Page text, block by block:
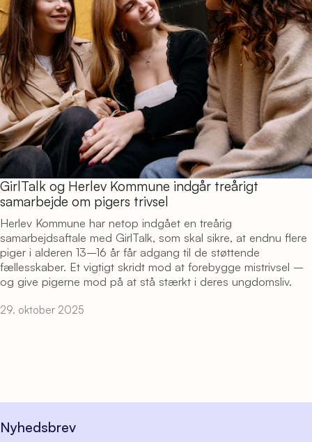
GirlTalk og Herlev Kommune indgår treårigt
samarbejde om pigers trivsel
Herlev Kommune har netop indgået en treårig
samarbejdsaftale med GirlTalk, som skal sikre, at endnu flere
piger i alderen 13–16 år får adgang til de støttende
fællesskaber. Et vigtigt skridt mod at forebygge mistrivsel –
og give pigerne mod på at stå stærkt i deres ungdomsliv.
29. oktober 2025
Nyhedsbrev